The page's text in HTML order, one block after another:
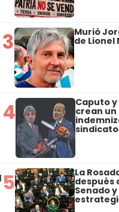
3 Murió
de Lionel
4 Caputo
crean
5 La
después
Senado